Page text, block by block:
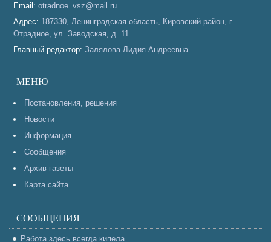
Email: otradnoe_vsz@mail.ru
Адрес: 187330, Ленинградская область, Кировский район, г.
Отрадное, ул. Заводская, д. 11
Главный редактор: Залялова Лидия Андреевна
МЕНЮ
Постановления, решения
Новости
Информация
Сообщения
Архив газеты
Карта сайта
СООБЩЕНИЯ
Работа здесь всегда кипела